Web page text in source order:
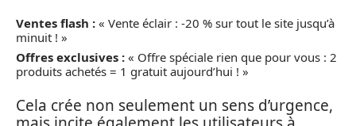
Ventes flash : « Vente éclair : -20 % sur tout le site jusqu’à
minuit ! »
Offres exclusives : « Offre spéciale rien que pour vous : 2
produits achetés = 1 gratuit aujourd’hui ! »
Cela crée non seulement un sens d’urgence,